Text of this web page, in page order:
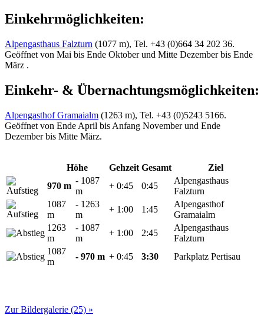
Einkehrmöglichkeiten:
Alpengasthaus Falzturn (1077 m), Tel. +43 (0)664 34 202 36.
Geöffnet von Mai bis Ende Oktober und Mitte Dezember bis Ende
März .
Einkehr- & Übernachtungsmöglichkeiten:
Alpengasthof Gramaialm (1263 m), Tel. +43 (0)5243 5166.
Geöffnet von Ende April bis Anfang November und Ende
Dezember bis Mitte März.
Höhe Gehzeit Gesamt
Ziel
970 m
- 1087
m
+ 0:45 0:45
Alpengasthaus
Falzturn
1087
m
- 1263
m
+ 1:00 1:45
Alpengasthof
Gramaialm
1263
m
- 1087
m
+ 1:00 2:45
Alpengasthaus
Falzturn
1087
m
- 970 m + 0:45 3:30 Parkplatz Pertisau
Zur Bildergalerie (25) »